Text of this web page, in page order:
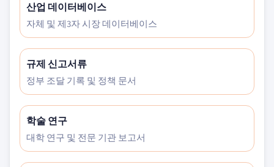
산업 데이터베이스
자체 및 제3자 시장 데이터베이스
규제 신고서류
정부 조달 기록 및 정책 문서
학술 연구
대학 연구 및 전문 기관 보고서